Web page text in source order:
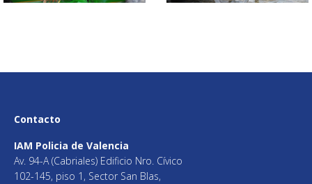
Contacto
IAM Policia de Valencia
Av. 94-A (Cabriales) Edificio Nro. Cívico
102-145, piso 1, Sector San Blas,